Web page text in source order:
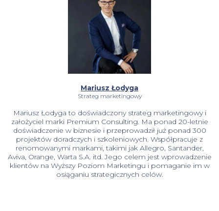
Mariusz Łodyga
Strateg marketingowy
Mariusz Łodyga to doświadczony strateg marketingowy i
założyciel marki Premium Consulting. Ma ponad 20-letnie
doświadczenie w biznesie i przeprowadził już ponad 300
projektów doradczych i szkoleniowych. Współpracuje z
renomowanymi markami, takimi jak Allegro, Santander,
Aviva, Orange, Warta S.A. itd. Jego celem jest wprowadzenie
klientów na Wyższy Poziom Marketingu i pomaganie im w
osiąganiu strategicznych celów.